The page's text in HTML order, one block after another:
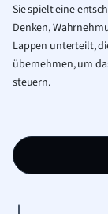
Sie spielt eine
Denken,
Lappen unterteilt,
übernehmen, um
steuern.